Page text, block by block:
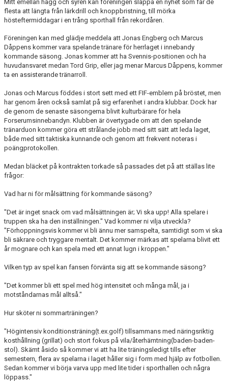
Mitt emellan hägg och syrén kan föreningen släppa en nyhet som får de
flesta att längta från lärkdrill och knoppbristning, till mörka
hösteftermiddagar i en trång sporthall från rekordåren.
Föreningen kan med glädje meddela att Jonas Engberg och Marcus
Dåppens kommer vara spelande tränare för herrlaget i innebandy
kommande säsong. Jonas kommer att ha Svennis-positionen och ha
huvudansvaret medan Tord Grip, eller jag menar Marcus Dåppens, kommer
ta en assisterande tränarroll.
Jonas och Marcus föddes i stort sett med ett FIF-emblem på bröstet, men
har genom åren också samlat på sig erfarenhet i andra klubbar. Dock har
de genom de senaste säsongerna blivit kulturbärare för hela
Forserumsinnebandyn. Klubben är övertygade om att den spelande
tränarduon kommer göra ett strålande jobb med sitt sätt att leda laget,
både med sitt taktiska kunnande och genom att frekvent noteras i
poängprotokollen.
Medan bläcket på kontrakten torkade så passades det på att ställas lite
frågor:
Vad har ni för målsättning för kommande säsong?
"Det är inget snack om vad målsättningen är; Vi ska upp! Alla spelare i
truppen ska ha den inställningen." Vad kommer ni vilja utveckla?
"Förhoppningsvis kommer vi bli ännu mer samspelta, samtidigt som vi ska
bli säkrare och tryggare mentalt. Det kommer märkas att spelarna blivit ett
år mognare och kan spela med ett annat lugn i kroppen."
Vilken typ av spel kan fansen förvänta sig att se kommande säsong?
"Det kommer bli ett spel med hög intensitet och många mål, ja i
motståndarnas mål alltså."
Hur sköter ni sommarträningen?
"Högintensiv konditionsträning(t.ex.golf) tillsammans med näringsriktig
kosthållning (grillat) och stort fokus på vila/återhämtning(baden-baden-
stol). Skämt åsido så kommer vi att ha lite träningsledigt tills efter
semestern, flera av spelarna i laget håller sig i form med hjälp av fotbollen.
Sedan kommer vi börja varva upp med lite tider i sporthallen och några
löppass."